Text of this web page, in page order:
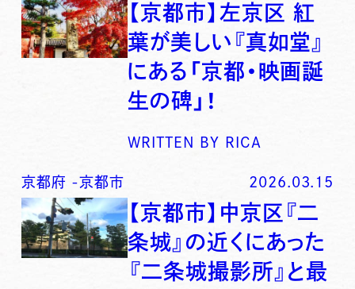
【京都市】左京区 紅
葉が美しい『真如堂』
にある「京都・映画誕
生の碑」！
WRITTEN BY RICA
京都府 -京都市 2026.03.15
【京都市】中京区『二
条城』の近くにあった
『二条城撮影所』と最